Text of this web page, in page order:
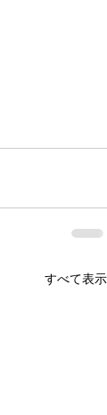
すべて表示